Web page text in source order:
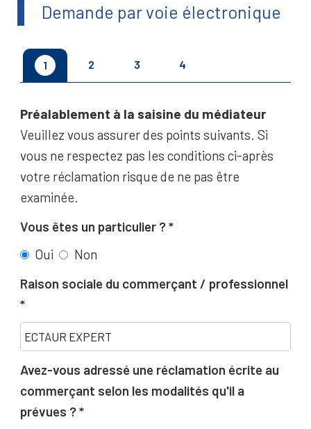
Demande par voie électronique
1 2 3 4
Préalablement à la saisine du médiateur
Veuillez vous assurer des points suivants. Si
vous ne respectez pas les conditions ci-après
votre réclamation risque de ne pas être
examinée.
Vous êtes un particulier ?
Oui
Non
Raison sociale du commerçant / professionnel
Avez-vous adressé une réclamation écrite au
commerçant selon les modalités qu'il a
prévues ?